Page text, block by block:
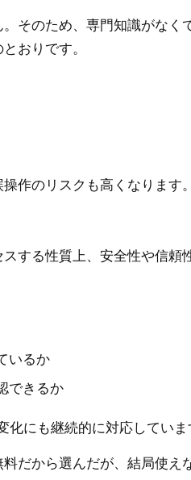
そのため、専門知識がなく
おりです。
作のリスクも高くなります。
する性質上、安全性や信頼
いるか
できるか
にも継続的に対応していま
だから選んだが、結局使え